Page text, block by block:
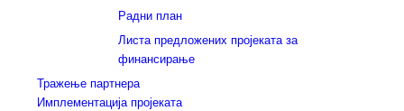
Радни план
Листа предложених пројеката за
финансирање
Тражење партнера
Имплементација пројеката